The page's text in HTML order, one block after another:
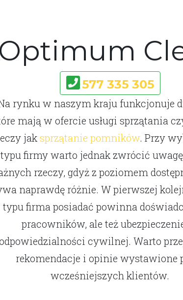
Optimum
577 335 305
rynku w naszym kraju funkcjonuje
mają w ofercie usługi sprzątania
jaksprzątanie pomników. Przy
typu firmy warto jednak zwrócić
rzeczy, gdyż z poziomem
naprawdę różnie. W pierwszej
typu firma posiadać powinna
pracowników, ale też
cywilnej. Warto
rekomendacje i opinie wystawione
wcześniejszych klientów.